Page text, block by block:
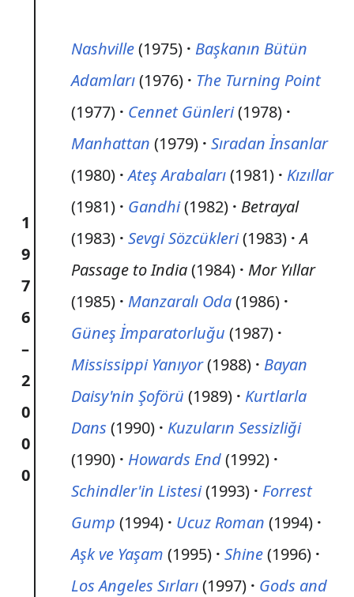
1
9
7
6
–
2
0
0
0
Nashville(1975)
Başkanın Bütün
Adamları(1976)
The Turning Point
(1977)
Cennet Günleri(1978)
Manhattan (1979) Sıradan İnsanlar
(1980) Ateş Arabaları(1981)
Kızıllar
(1981)
Gandhi(1982)
Betrayal
(1983) Sevgi Sözcükleri(1983) A
Passage to India(1984)
Mor Yıllar
(1985)
Manzaralı Oda(1986)
Güneş İmparatorluğu (1987)
Mississippi Yanıyor(1988)
Bayan
Daisy'nin Şoförü (1989)
Kurtlarla
Dans (1990)
Kuzuların Sessizliği
(1990)
Howards End(1992)
Schindler'in Listesi(1993)
Forrest
Gump (1994) Ucuz Roman (1994)
Aşk ve Yaşam (1995) Shine(1996)
Los Angeles Sırları(1997)
Gods and